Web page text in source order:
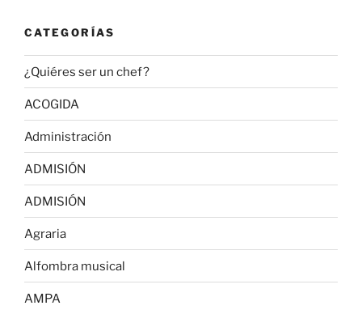
CATEGORÍAS
¿Quiéres ser un chef?
ACOGIDA
Administración
ADMISIÓN
ADMISIÓN
Agraria
Alfombra musical
AMPA